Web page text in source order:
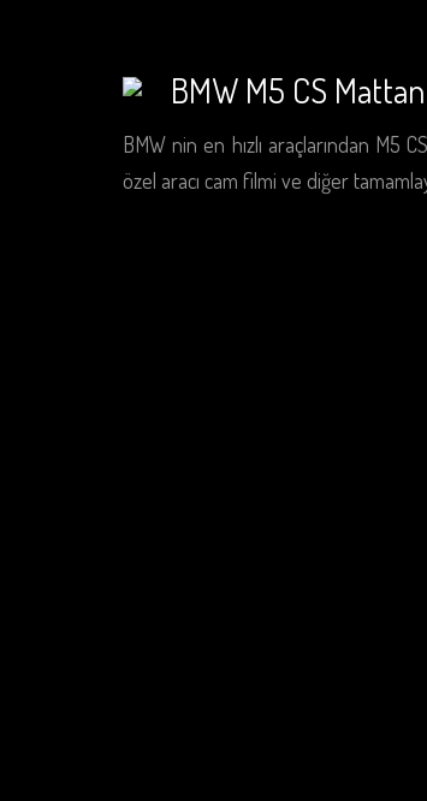
BMW M5 CS
BMW nin en hızlı araçlarından M5
özel aracı cam filmi ve diğer